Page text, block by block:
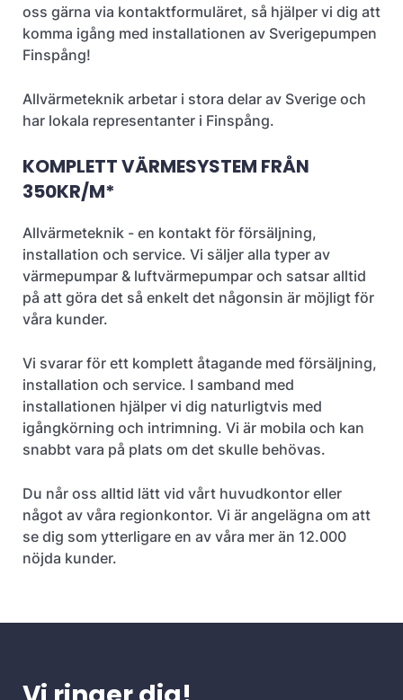
oss gärna via kontaktformuläret, så hjälper vi dig att
komma igång med installationen av Sverigepumpen
Finspång!
Allvärmeteknik arbetar i stora delar av Sverige och
har lokala representanter i Finspång.
KOMPLETT VÄRMESYSTEM FRÅN
350KR/M*
Allvärmeteknik - en kontakt för försäljning,
installation och service. Vi säljer alla typer av
värmepumpar & luftvärmepumpar och satsar alltid
på att göra det så enkelt det någonsin är möjligt för
våra kunder.
Vi svarar för ett komplett åtagande med försäljning,
installation och service. I samband med
installationen hjälper vi dig naturligtvis med
igångkörning och intrimning. Vi är mobila och kan
snabbt vara på plats om det skulle behövas.
Du når oss alltid lätt vid vårt huvudkontor eller
något av våra regionkontor. Vi är angelägna om att
se dig som ytterligare en av våra mer än 12.000
nöjda kunder.